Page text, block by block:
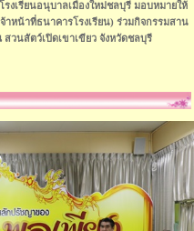
เรียนอนุบาลเมืองใหม่ชลบุรี มอบหมายให้
าหน้าที่ธนาคารโรงเรียน) ร่วมกิจกรรมสาน
วนสัตว์เปิดเขาเขียว จังหวัดชลบุรี